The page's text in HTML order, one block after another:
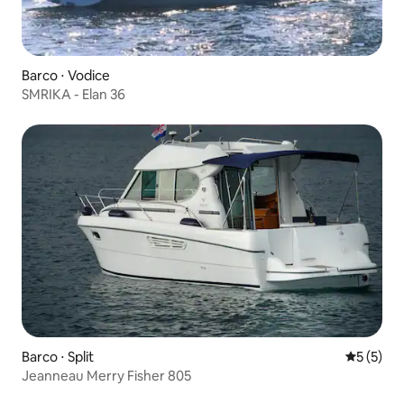
Barco ⋅ Vodice
SMRIKA - Elan 36
Barco ⋅ Split 5 de
5 (5)
Jeanneau Merry Fisher 805